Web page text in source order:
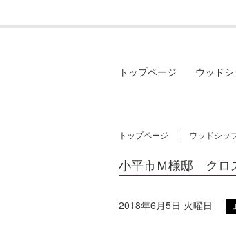
トップページ ウッド
トップページ ウッドシッ
小平市Ｍ様邸 クロ
2018年6月5日 火曜日